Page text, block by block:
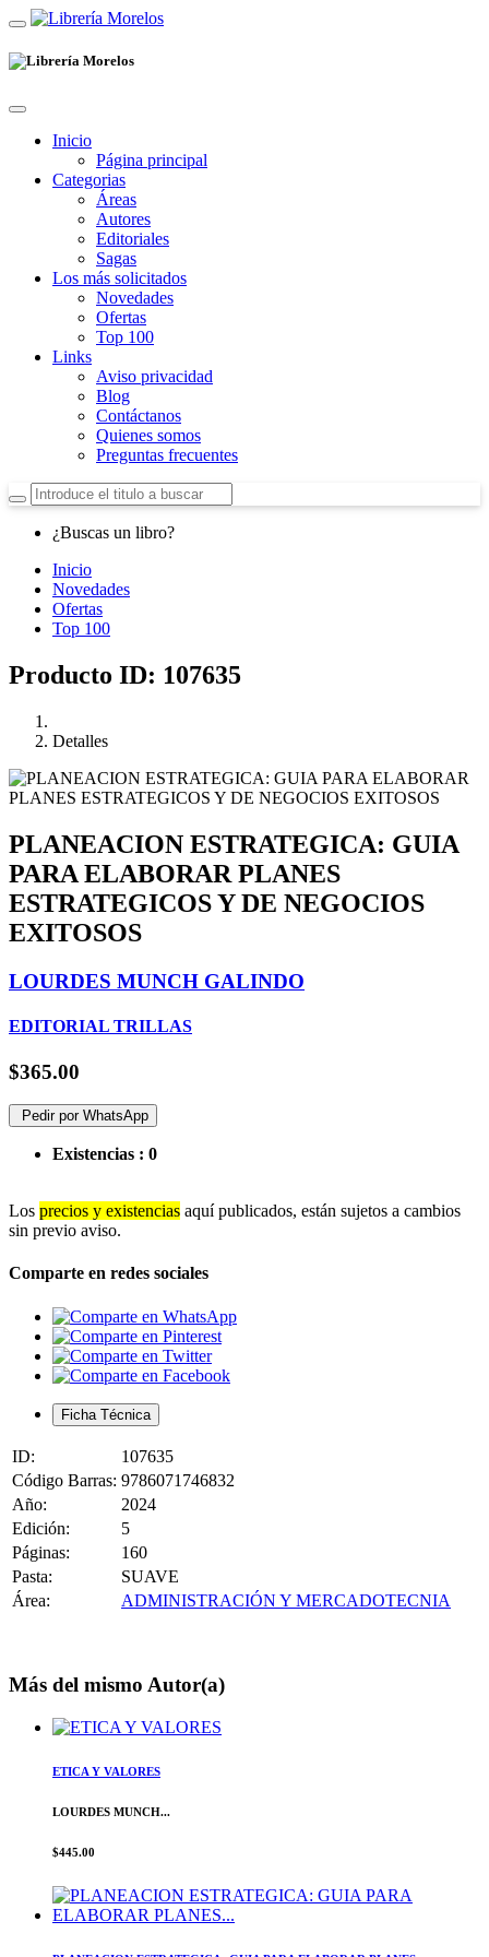
Inicio
Página principal
Categorias
Áreas
Autores
Editoriales
Sagas
Los más solicitados
Novedades
Ofertas
Top 100
Links
Aviso privacidad
Blog
Contáctanos
Quienes somos
Preguntas frecuentes
¿Buscas un libro?
Inicio
Novedades
Ofertas
Top 100
Producto ID: 107635
Detalles
PLANEACION ESTRATEGICA: GUIA
PARA ELABORAR PLANES
ESTRATEGICOS Y DE NEGOCIOS
EXITOSOS
LOURDES MUNCH GALINDO
EDITORIAL TRILLAS
$365.00
Pedir por WhatsApp
Existencias : 0
Los precios y existencias aquí publicados, están sujetos a cambios
sin previo aviso.
Comparte en redes sociales
Ficha Técnica
ID:
107635
Código Barras: 9786071746832
Año:
2024
Edición:
5
Páginas:
160
Pasta:
SUAVE
Área:
ADMINISTRACIÓN Y MERCADOTECNIA
Más del mismo Autor(a)
ETICA Y VALORES
LOURDES MUNCH...
$445.00